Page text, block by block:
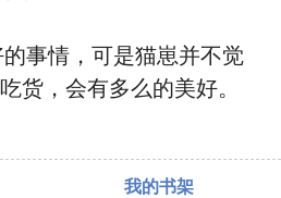
事情，可是猫崽并不觉
货，会有多么的美好。
我的书架